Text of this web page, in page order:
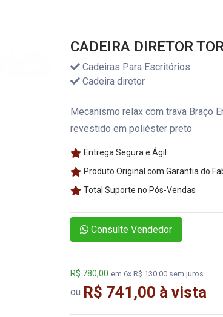
CADEIRA DIRETOR
Cadeiras Para Escritórios
Cadeira diretor
Mecanismo relax com trava Braço
revestido em poliéster preto
Entrega Segura e Ágil
Produto Original com Garantia do
Total Suporte no Pós-Vendas
Consulte Vendedor
R$ 780,00 em 6x R$ 130.00 sem juros
ou R$ 741,00 à vista